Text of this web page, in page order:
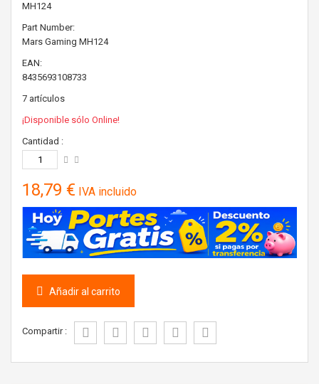
MH124
Part Number:
Mars Gaming MH124
EAN:
8435693108733
7 artículos
¡Disponible sólo Online!
Cantidad :
18,79 € IVA incluido
Añadir al carrito
Compartir :